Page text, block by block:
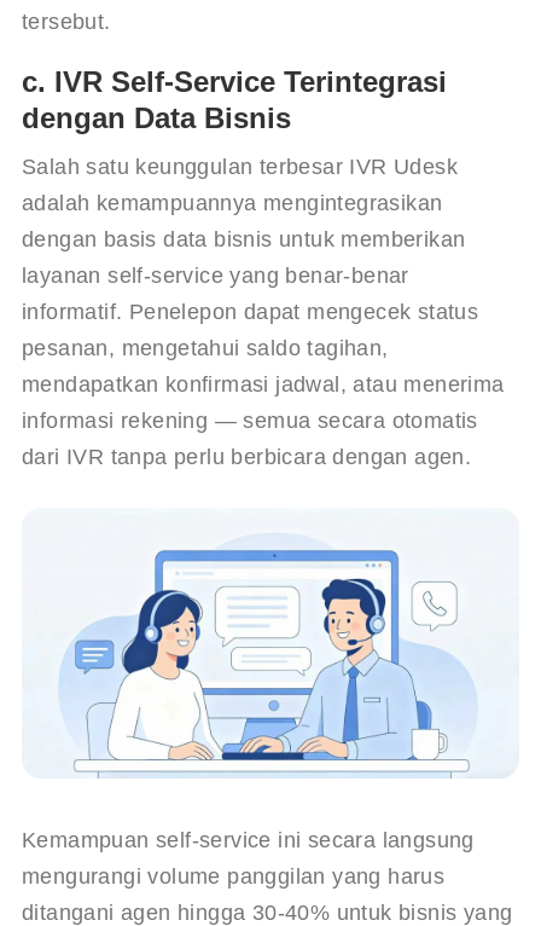
tersebut.
c. IVR Self-Service Terintegrasi
dengan Data Bisnis
Salah satu keunggulan terbesar IVR Udesk
adalah kemampuannya mengintegrasikan
dengan basis data bisnis untuk memberikan
layanan self-service yang benar-benar
informatif. Penelepon dapat mengecek status
pesanan, mengetahui saldo tagihan,
mendapatkan konfirmasi jadwal, atau menerima
informasi rekening — semua secara otomatis
dari IVR tanpa perlu berbicara dengan agen.
Kemampuan self-service ini secara langsung
mengurangi volume panggilan yang harus
ditangani agen hingga 30-40% untuk bisnis yang